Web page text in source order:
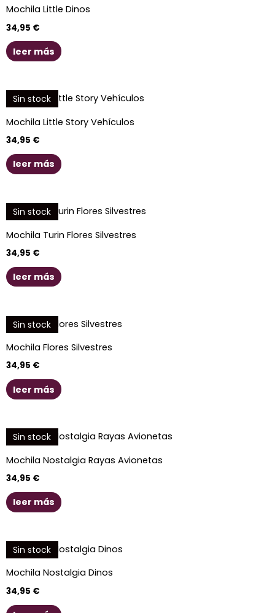
Mochila Little Dinos
34,95 €
leer más
Sin stock
Mochila Little Story Vehículos
34,95 €
leer más
Sin stock
Mochila Turin Flores Silvestres
34,95 €
leer más
Sin stock
Mochila Flores Silvestres
34,95 €
leer más
Sin stock
Mochila Nostalgia Rayas Avionetas
34,95 €
leer más
Sin stock
Mochila Nostalgia Dinos
34,95 €